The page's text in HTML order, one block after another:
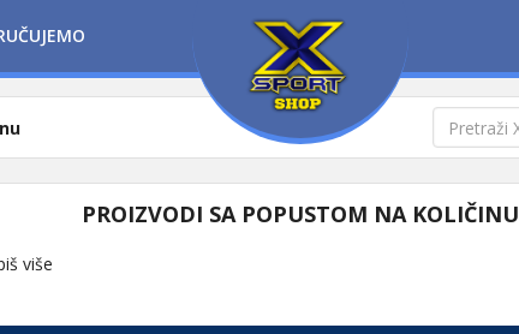
PROIZVODI SA POPUSTOM NA KOLIČINU
više